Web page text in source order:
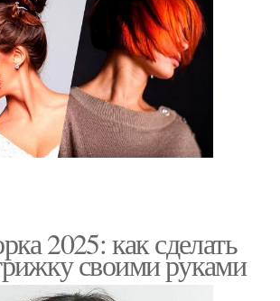
2025: как сделать
своими руками